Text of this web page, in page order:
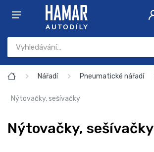
Nářadí Pneumatické nářadí
Nýtovačky, sešívačky
Nýtovačky, sešívačky